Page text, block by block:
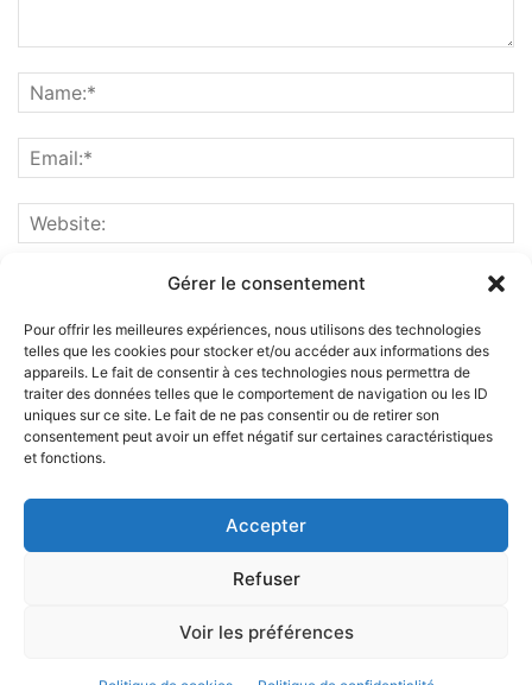
Gérer le consentement
Pour offrir les meilleures expériences, nous utilisons des technologies
telles que les cookies pour stocker et/ou accéder aux informations des
appareils. Le fait de consentir à ces technologies nous permettra de
traiter des données telles que le comportement de navigation ou les ID
uniques sur ce site. Le fait de ne pas consentir ou de retirer son
consentement peut avoir un effet négatif sur certaines caractéristiques
et fonctions.
Accepter
Refuser
Voir les préférences
ABOUT US
FOLLOW US